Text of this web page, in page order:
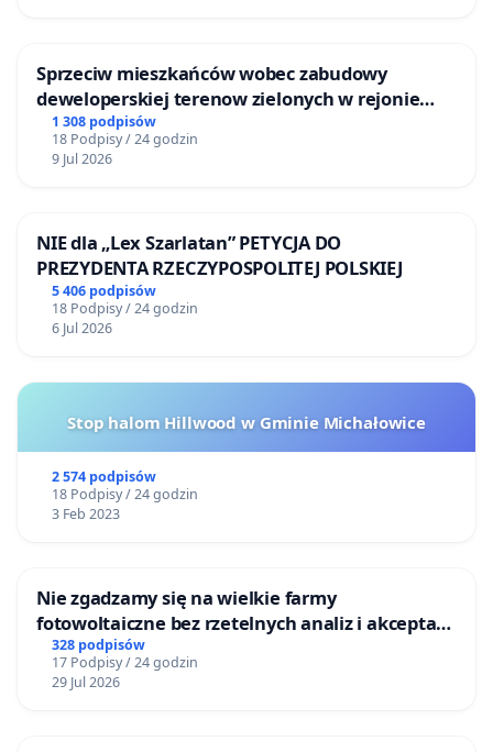
Sprzeciw mieszkańców wobec zabudowy
deweloperskiej terenow zielonych w rejonie
Bulwarów Straceńskich w Bielsku-Białej
1 308 podpisów
18 Podpisy / 24 godzin
9 Jul 2026
NIE dla „Lex Szarlatan” PETYCJA DO
PREZYDENTA RZECZYPOSPOLITEJ POLSKIEJ
5 406 podpisów
18 Podpisy / 24 godzin
6 Jul 2026
Stop halom Hillwood w Gminie Michałowice
2 574 podpisów
18 Podpisy / 24 godzin
3 Feb 2023
Nie zgadzamy się na wielkie farmy
fotowoltaiczne bez rzetelnych analiz i akceptacji
mieszkańców
328 podpisów
17 Podpisy / 24 godzin
29 Jul 2026